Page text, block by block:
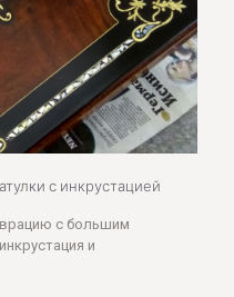
с инкрустацией
с большим
и